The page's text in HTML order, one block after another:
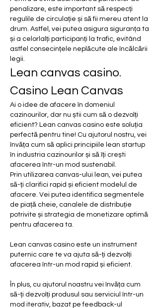
penalizare, este important să respecți
regulile de circulație și să fii mereu atent la
drum. Astfel, vei putea asigura siguranța ta
și a celorlalți participanți la trafic, evitând
astfel consecințele neplăcute ale încălcării
legii.
Lean canvas casino.
Casino Lean Canvas
Ai o idee de afacere în domeniul
cazinourilor, dar nu știi cum să o dezvolți
eficient? Lean canvas casino este soluția
perfectă pentru tine! Cu ajutorul nostru, vei
învăța cum să aplici principiile lean startup
în industria cazinourilor și să îți crești
afacerea într-un mod sustenabil.
Prin utilizarea canvas-ului lean, vei putea
să-ți clarifici rapid și eficient modelul de
afacere. Vei putea identifica segmentele
de piață cheie, canalele de distribuție
potrivite și strategia de monetizare optimă
pentru afacerea ta.
Lean canvas casino este un instrument
puternic care te va ajuta să-ți dezvolți
afacerea într-un mod rapid și eficient.
În plus, cu ajutorul noastru vei învăța cum
să-ți dezvolți produsul sau serviciul într-un
mod iterativ, bazat pe feedback-ul